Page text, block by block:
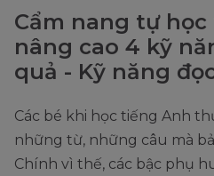
Cẩm nang tự
nâng cao 4 kỹ
quả - Kỹ năng
Các bé khi học tiếng Anh
những từ, những câu mà
Chính vì thế, các bậc phụ